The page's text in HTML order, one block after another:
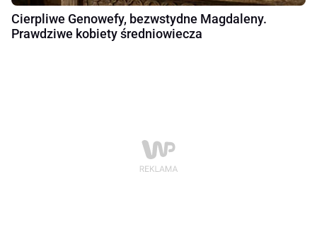
Cierpliwe Genowefy, bezwstydne Magdaleny.
Prawdziwe kobiety średniowiecza